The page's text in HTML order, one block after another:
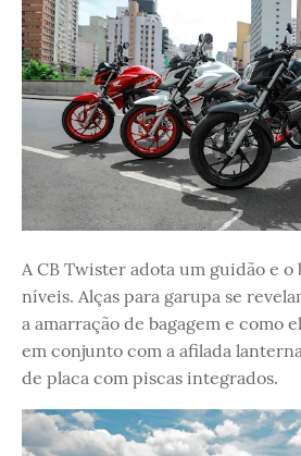
A CB Twister adota um guidão e o
níveis. Alças para garupa se
a amarração de bagagem e como
em conjunto com a afilada
de placa com piscas integrados.